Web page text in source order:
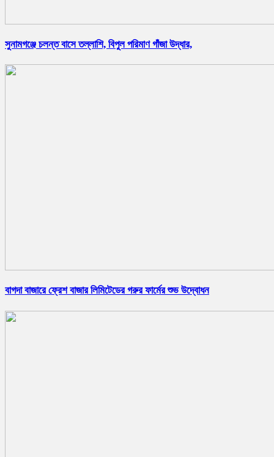
সুনামগঞ্জে চলন্ত বাসে তল্লাশি, বিপুল পরিমাণ গাঁজা উদ্ধার,
বাগদা বাজারে ফ্রেশ বাজার লিমিটেডের গরুর ফার্মের শুভ উদ্বোধন